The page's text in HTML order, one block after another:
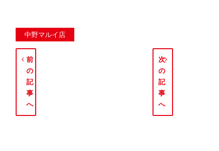
中野マルイ店
前
の
記
事
へ
次
の
記
事
へ